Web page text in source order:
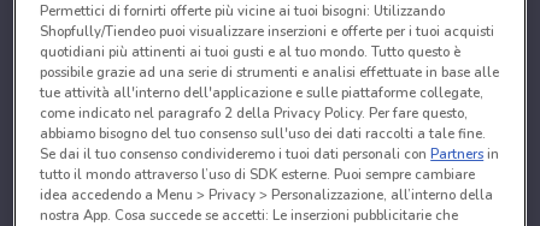
Permettici di fornirti offerte più vicine ai tuoi bisogni: Utilizzando
Shopfully/Tiendeo puoi visualizzare inserzioni e offerte per i tuoi acquisti
quotidiani più attinenti ai tuoi gusti e al tuo mondo. Tutto questo è
possibile grazie ad una serie di strumenti e analisi effettuate in base alle
tue attività all'interno dell'applicazione e sulle piattaforme collegate,
come indicato nel paragrafo 2 della Privacy Policy. Per fare questo,
abbiamo bisogno del tuo consenso sull'uso dei dati raccolti a tale fine.
Se dai il tuo consenso condivideremo i tuoi dati personali conPartnersin
tutto il mondo attraverso l’uso di SDK esterne. Puoi sempre cambiare
idea accedendo a Menu > Privacy > Personalizzazione, all’interno della
nostra App. Cosa succede se accetti: Le inserzioni pubblicitarie che